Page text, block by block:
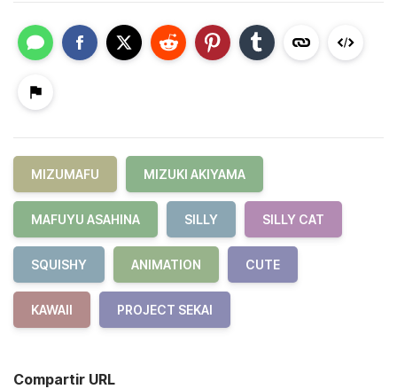
MIZUMAFU MIZUKI AKIYAMA
MAFUYU ASAHINA SILLY SILLY CAT
SQUISHY ANIMATION CUTE
KAWAII PROJECT SEKAI
Compartir URL